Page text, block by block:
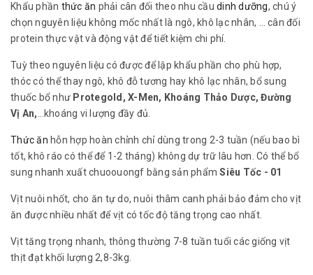
Khẩu phần thức ăn phải cân đối theo nhu cầu dinh dưỡng, chú ý
chọn nguyên liệu không mốc nhất là ngô, khô lạc nhân, … cân đối
protein thực vật và động vật để tiết kiệm chi phí.
Tuỳ theo nguyên liệu có được để lập khẩu phần cho phù hợp,
thóc có thể thay ngô, khô đỗ tương hay khô lạc nhân, bổ sung
thuốc bổ như Protegold, X-Men, Khoáng Thảo Dược, Đường
Vị An,…khoáng vi lượng đầy đủ.
Thức ăn hỗn hợp hoàn chỉnh chỉ dùng trong 2-3 tuần (nếu bao bì
tốt, khô ráo có thể để 1-2 tháng) không dự trữ lâu hơn. Có thể bổ
sung nhanh xuất chuoouongf bằng sản phẩmSiêu Tốc - 01
Vịt nuôi nhốt, cho ăn tự do, nuôi thâm canh phải bảo đảm cho vịt
ăn được nhiều nhất để vịt có tốc độ tăng trọng cao nhất.
Vịt tăng trọng nhanh, thông thường 7-8 tuần tuổi các giống vịt
thịt đạt khối lượng 2,8-3kg.